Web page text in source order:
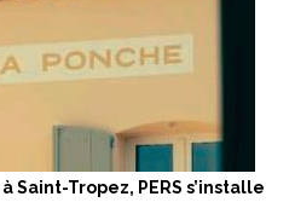
Saint-Tropez, PERS s’installe